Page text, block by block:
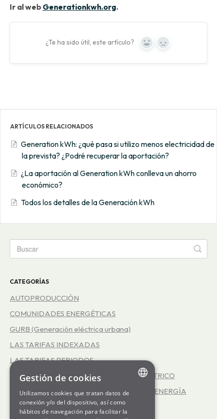
Ir al web Generationkwh.org.
¿Te ha sido útil, este artículo? Yes No
ARTÍCULOS RELACIONADOS
Generation kWh: ¿qué pasa si utilizo menos electricidad de
la prevista? ¿Podré recuperar la aportación?
¿La aportación al Generation kWh conlleva un ahorro
económico?
Todos los detalles de la Generación kWh
CATEGORÍAS
AUTOPRODUCCIÓN
COMUNIDADES ENERGÉTICAS
GURB (Generación eléctrica urbana)
LAS TARIFAS INDEXADAS
LAS TARIFAS PERIODOS
REPRESENTACIÓN EN EL MERCADO ELÉCTRICO
EFICIENCIA ENERGÉTICA - SERVICIO INFOENERGÍA
GENERATION kWh
ENGLISH
SPANISH
Gestión de cookies
Utilizamos cookies que tratan datos de
conexión y/o del dispositivo, así como
hábitos de navegación para facilitar la